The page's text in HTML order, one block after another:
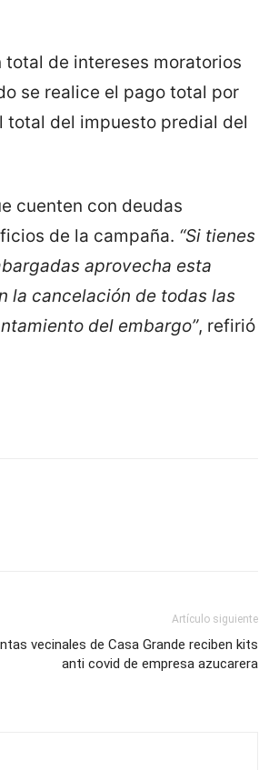
de intereses moratorios
se realice el pago total por
total del impuesto predial del
cuenten con deudas
de la campaña. “Si tienes
aprovecha esta
la cancelación de todas las
del embargo”, refirió
Artículo siguiente
vecinales de Casa Grande reciben kits
anti covid de empresa azucarera